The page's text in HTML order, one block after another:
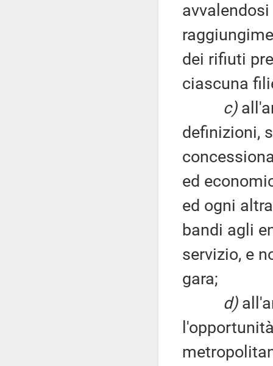
dei rifiuti
ciascuna
c)
definizioni,
ed
ed ogni
bandi agli
servizio, e
gara;
d)